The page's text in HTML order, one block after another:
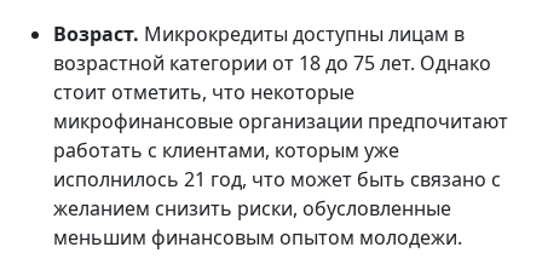
Возраст. Микрокредиты доступны лицам в
возрастной категории от 18 до 75 лет. Однако
стоит отметить, что некоторые
микрофинансовые организации предпочитают
работать с клиентами, которым уже
исполнилось 21 год, что может быть связано с
желанием снизить риски, обусловленные
меньшим финансовым опытом молодежи.